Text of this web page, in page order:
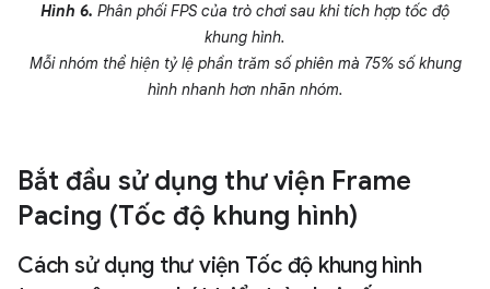
Hình 6. Phân phối FPS của trò chơi sau khi tích hợp tốc độ
khung hình.
Mỗi nhóm thể hiện tỷ lệ phần trăm số phiên mà 75% số khung
hình nhanh hơn nhãn nhóm.
Bắt đầu sử dụng thư viện Frame
Pacing (Tốc độ khung hình)
Cách sử dụng thư viện Tốc độ khung hình